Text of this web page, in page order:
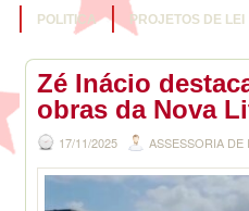
POLITICA PROJETOS DE LEI
Zé Inácio
obras da Nova
17/11/2025 ASSESSORIA DE